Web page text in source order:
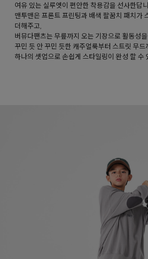
여유 있는 실루엣이 편안한 착용감을 선사한답
맨투맨은 프론트 프린팅과 배색 팔꿈치 패치가
더해주고,
버뮤다팬츠는 무릎까지 오는 기장으로 활동성
꾸민 듯 안 꾸민 듯한 캐주얼룩부터 스트릿 무드
하나의 셋업으로 손쉽게 스타일링이 완성 할 수